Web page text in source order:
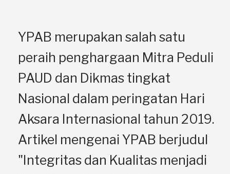
YPAB merupakan salah satu
peraih penghargaan Mitra Peduli
PAUD dan Dikmas tingkat
Nasional dalam peringatan Hari
Aksara Internasional tahun 2019.
Artikel mengenai YPAB berjudul
"Integritas dan Kualitas menjadi